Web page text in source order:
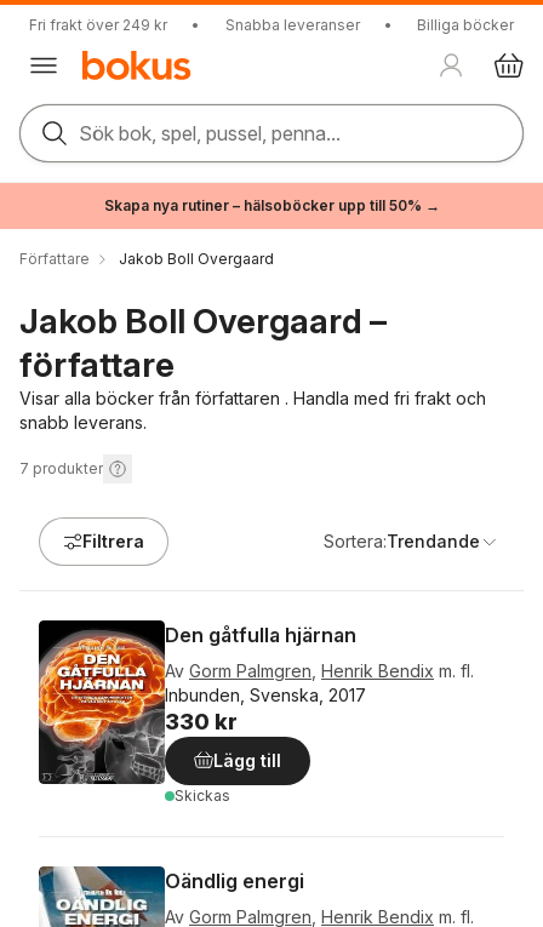
Fri frakt över 249 kr • Snabba leveranser • Billiga böcker
Sök bok, spel, pussel, penna...
Skapa nya rutiner – hälsoböcker upp till 50% →
Författare Jakob Boll Overgaard
Jakob Boll Overgaard –
författare
Visar alla böcker från författaren . Handla med fri frakt och
snabb leverans.
7 produkter
Filtrera Sortera:Trendande
Den gåtfulla hjärnan
Av Gorm Palmgren Henrik Bendix m. fl.
Inbunden, Svenska, 2017
330 kr
Lägg till
Skickas
Oändlig energi
Av Gorm Palmgren Henrik Bendix m. fl.